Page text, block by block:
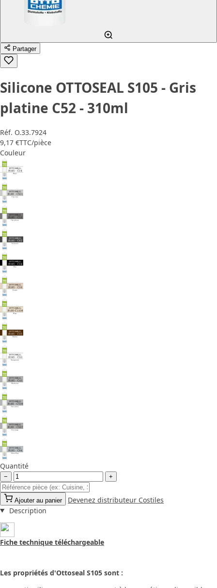
Partager
Silicone OTTOSEAL S105 - Gris
platine C52 - 310ml
Réf. O.33.7924
9,17 €TTC/pièce
Couleur
Quantité
− +
Ajouter au panier
Devenez distributeur Costiles
Description
Fiche technique téléchargeable
Les propriétés d'Ottoseal S105 sont :